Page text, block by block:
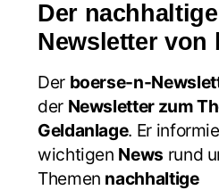
Der
Newsletter von
Der boerse-n-
der Newsletter zum
Geldanlage. Er
wichtigen News rund
Themen nachhaltige